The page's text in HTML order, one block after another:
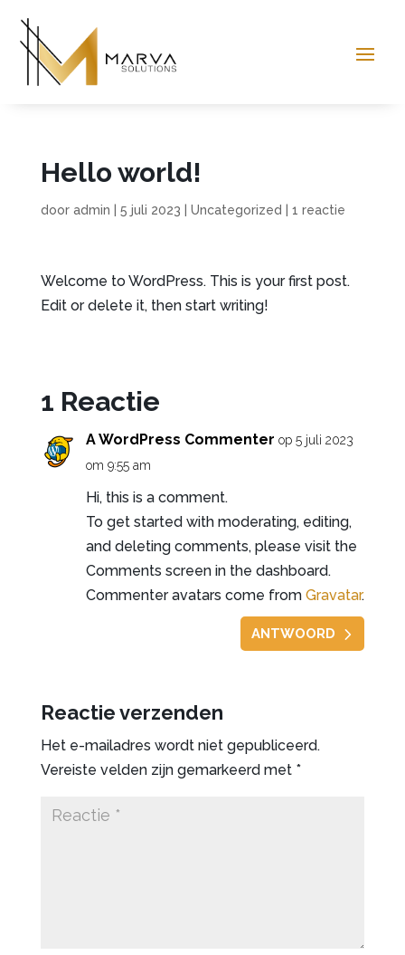
Hello world!
door admin 5 juli 2023 Uncategorized 1 reactie
Welcome to WordPress. This is your first post.
Edit or delete it, then start writing!
1 Reactie
A WordPress Commenter op 5 juli 2023
om 9:55 am
Hi, this is a comment.
To get started with moderating, editing,
and deleting comments, please visit the
Comments screen in the dashboard.
Commenter avatars come from Gravatar.
ANTWOORD
Reactie verzenden
Het e-mailadres wordt niet gepubliceerd.
Vereiste velden zijn gemarkeerd met *